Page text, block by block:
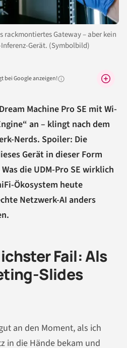
rackmontiertes Gateway – aber kein
Gerät. (Symbolbild)
bei Google anzeigen!Warum lohnt sich das?
Machine Pro SE mit Wi-
an – klingt nach dem
Nerds. Spoiler: Die
Gerät in dieser Form
die UDM-Pro SE wirklich
Ökosystem heute
Netzwerk-AI anders
Fail: Als
Slides
an den Moment, als ich
in die Hände bekam und